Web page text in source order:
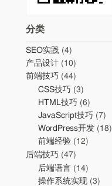
分类
SEO实践 (4)
产品设计 (10)
前端技巧 (44)
CSS技巧 (3)
HTML技巧 (6)
JavaScript技巧 (7)
WordPress开发 (18)
前端经验 (12)
后端技巧 (47)
后端语言 (14)
操作系统实现 (3)